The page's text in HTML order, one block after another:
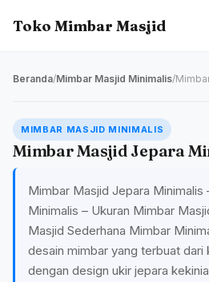
Toko Mimbar Masjid
Beranda/Mimbar Masjid Minimalis/
MIMBAR MASJID MINIMALIS
Mimbar Masjid Jepara
Mimbar Masjid Jepara Minimalis
Minimalis – Ukuran Mimbar
Masjid Sederhana Mimbar
desain mimbar yang terbuat dari
dengan design ukir jepara